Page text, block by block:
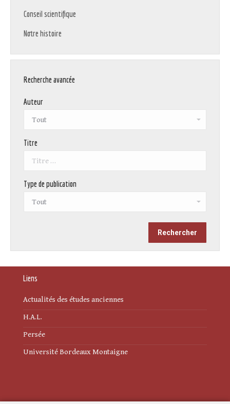
Conseil scientifique
Notre histoire
Recherche avancée
Auteur
Titre
Type de publication
Liens
Actualités des études anciennes
H.A.L.
Persée
Université Bordeaux Montaigne